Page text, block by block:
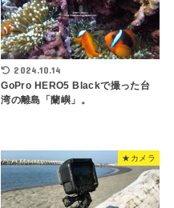
2024.10.14
GoPro HERO5 Blackで撮った台
湾の離島「蘭嶼」。
★カメラ